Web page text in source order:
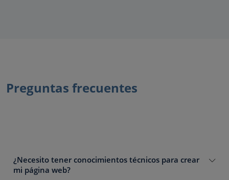
Preguntas frecuentes
¿Necesito tener conocimientos técnicos para crear
mi página web?